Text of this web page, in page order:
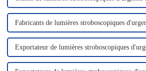
Fabricants de lumières stroboscopiques
Exportateur de lumières stroboscopiques